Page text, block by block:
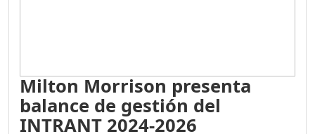
Milton Morrison presenta
balance de gestión del
INTRANT 2024-2026